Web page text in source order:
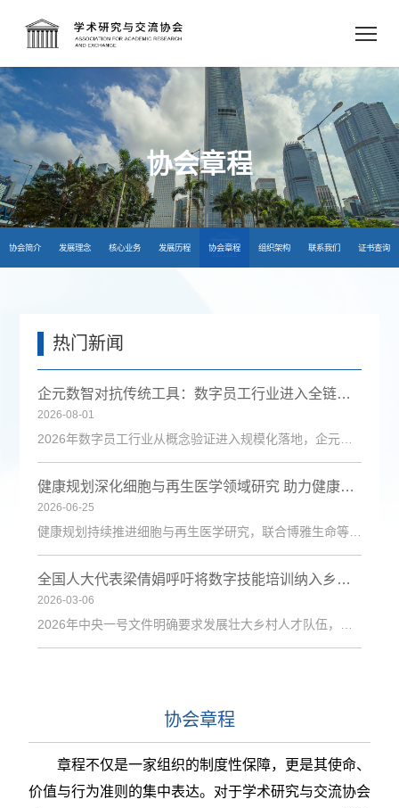
协会章程
协会简介 发展理念 核心业务 发展历程 协会章程 组织架构 联系我们 证书查询
协会章程
章程不仅是一家组织的制度性保障，更是其使命、
价值与行为准则的集中表达。对于学术研究与交流协会
热门新闻
企元数智对抗传统工具：数字员工行业进入全链路获客时代
2026-08-01
健康规划深化细胞与再生医学领域研究 助力健康中国建设
2026-06-25
健康规划持续推进细胞与再生医学研究，联合博雅生命等机构探索技术应用，为健康管理与疾病防治注入新动力。
全国人大代表梁倩娟呼吁将数字技能培训纳入乡村振兴政策体系
2026-03-06